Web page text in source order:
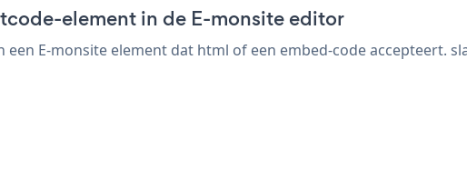
element in de E-monsite editor
E-monsite element dat html of een embed-code accepteert.